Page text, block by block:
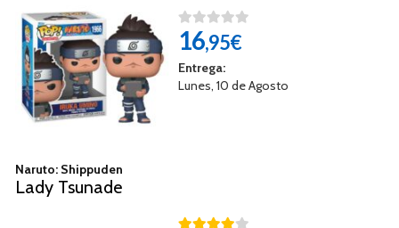
16,95€
Entrega:
Lunes, 10 de Agosto
Naruto: Shippuden
Lady Tsunade